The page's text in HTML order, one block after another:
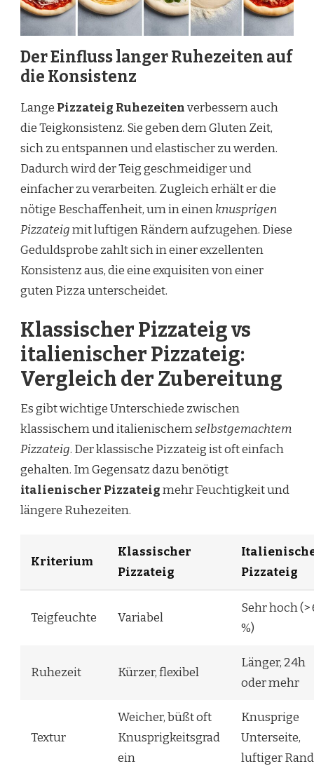
Der Einfluss langer Ruhezeiten auf
die Konsistenz
Lange Pizzateig Ruhezeitenverbessern auch
die Teigkonsistenz. Sie geben dem Gluten Zeit,
sich zu entspannen und elastischer zu werden.
Dadurch wird der Teig geschmeidiger und
einfacher zu verarbeiten. Zugleich erhält er die
nötige Beschaffenheit, um in einenknusprigen
Pizzateigmit luftigen Rändern aufzugehen. Diese
Geduldsprobe zahlt sich in einer exzellenten
Konsistenz aus, die eine exquisiten von einer
guten Pizza unterscheidet.
Klassischer Pizzateig vs
italienischer Pizzateig:
Vergleich der Zubereitung
Es gibt wichtige Unterschiede zwischen
klassischem und italienischemselbstgemachtem
Pizzateig. Der klassische Pizzateig ist oft einfach
gehalten. Im Gegensatz dazu benötigt
italienischer Pizzateigmehr Feuchtigkeit und
längere Ruhezeiten.
Kriterium
Klassischer
Pizzateig
Pizzateig
Teigfeuchte Variabel
Sehr hoch (>
%)
Ruhezeit Kürzer, flexibel
Länger, 24h
oder mehr
Textur
Weicher, büßt oft
Knusprigkeitsgrad
ein
Knusprige
Unterseite,
luftiger Rand